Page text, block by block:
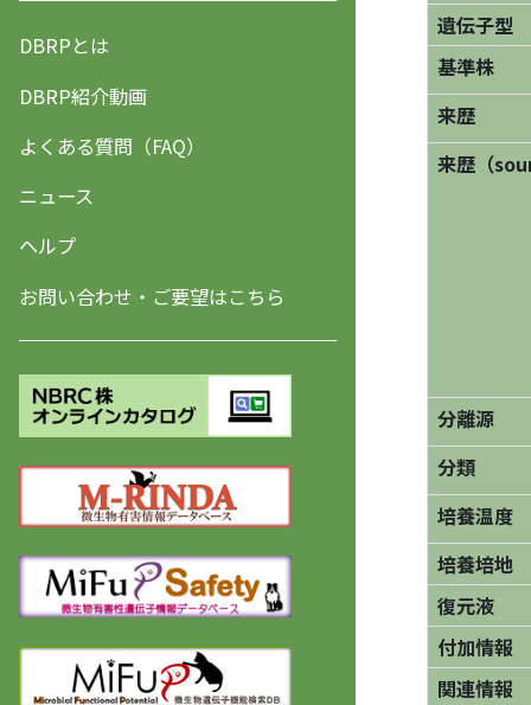
DBRPとは
DBRP紹介動画
よくある質問（FAQ）
ニュース
ヘルプ
お問い合わせ・ご要望はこちら
遺伝子型
基準株
来歴
来歴（
分離源
分類
培養温度
培養培地
復元液
付加情報
関連情報